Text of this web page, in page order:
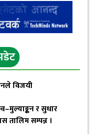
विजयी
र सुधार
तालिम सम्पन्न ।